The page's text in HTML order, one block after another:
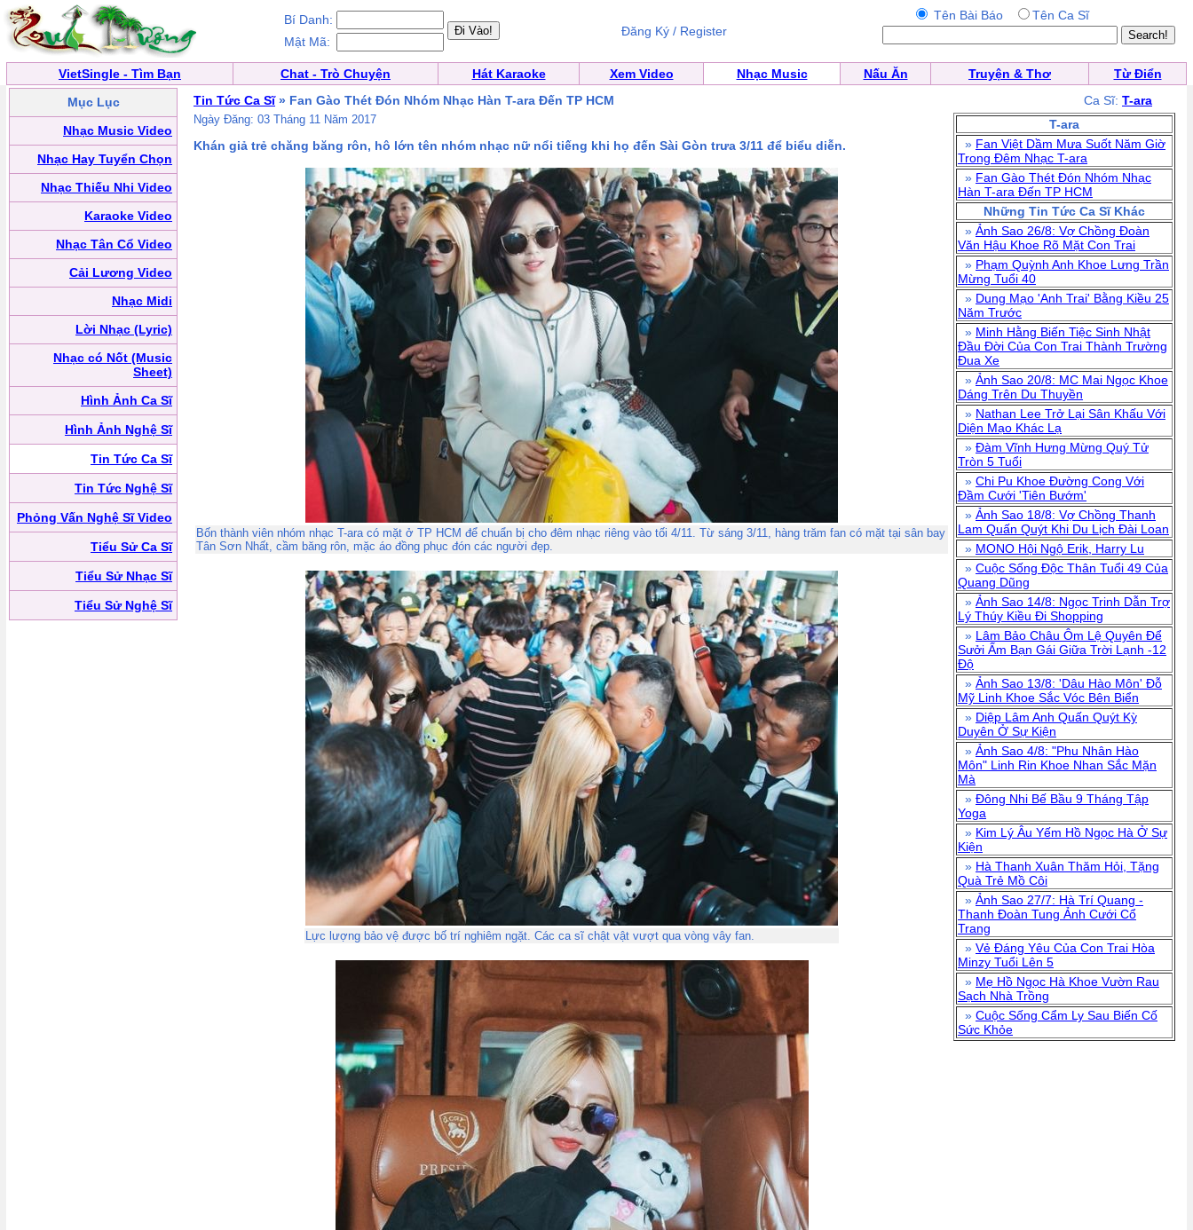
Bí Danh:
Mật Mã:
Đăng Ký / Register
Tên Bài Báo Tên Ca Sĩ
VietSingle - Tìm Bạn Chat - Trò Chuyện Hát Karaoke Xem Video Nhạc Music Nấu Ăn Truyện & Thơ
Từ Điển
Mục Lục
Nhạc Music Video
Nhạc Hay Tuyển Chọn
Nhạc Thiếu Nhi Video
Karaoke Video
Nhạc Tân Cổ Video
Cải Lương Video
Nhạc Midi
Lời Nhạc (Lyric)
Nhạc có Nốt (Music
Sheet)
Hình Ảnh Ca Sĩ
Hình Ảnh Nghệ Sĩ
Tin Tức Ca Sĩ
Tin Tức Nghệ Sĩ
Phỏng Vấn Nghệ Sĩ Video
Tiểu Sử Ca Sĩ
Tiểu Sử Nhạc Sĩ
Tiểu Sử Nghệ Sĩ
Tin Tức Ca Sĩ» Fan Gào Thét Đón Nhóm Nhạc Hàn T-ara Đến TP HCM Ca Sĩ: T-ara
Ngày Đăng: 03 Tháng 11 Năm 2017
Khán giả trẻ chăng băng rôn, hô lớn tên nhóm nhạc nữ nổi tiếng khi họ đến Sài Gòn trưa 3/11 để biểu diễn.
Bốn thành viên nhóm nhạc T-ara có mặt ở TP HCM để chuẩn bị cho đêm nhạc riêng vào tối 4/11. Từ sáng 3/11, hàng trăm fan có mặt tại sân bay
Tân Sơn Nhất, cầm băng rôn, mặc áo đồng phục đón các người đẹp.
Lực lượng bảo vệ được bố trí nghiêm ngặt. Các ca sĩ chật vật vượt qua vòng vây fan.
T-ara
» Fan Việt Dầm Mưa Suốt Năm Giờ
Trong Đêm Nhạc T-ara
» Fan Gào Thét Đón Nhóm Nhạc
Hàn T-ara Đến TP HCM
Những Tin Tức Ca Sĩ Khác
» Ảnh Sao 26/8: Vợ Chồng Đoàn
Văn Hậu Khoe Rõ Mặt Con Trai
» Phạm Quỳnh Anh Khoe Lưng Trần
Mừng Tuổi 40
» Dung Mạo 'Anh Trai' Bằng Kiều 25
Năm Trước
» Minh Hằng Biến Tiệc Sinh Nhật
Đầu Đời Của Con Trai Thành Trường
Đua Xe
» Ảnh Sao 20/8: MC Mai Ngọc Khoe
Dáng Trên Du Thuyền
» Nathan Lee Trở Lại Sân Khấu Với
Diện Mạo Khác Lạ
» Đàm Vĩnh Hưng Mừng Quý Tử
Tròn 5 Tuổi
» Chi Pu Khoe Đường Cong Với
Đầm Cưới 'Tiên Bướm'
» Ảnh Sao 18/8: Vợ Chồng Thanh
Lam Quấn Quýt Khi Du Lịch Đài Loan
» MONO Hội Ngộ Erik, Harry Lu
» Cuộc Sống Độc Thân Tuổi 49 Của
Quang Dũng
» Ảnh Sao 14/8: Ngọc Trinh Dẫn Trợ
Lý Thúy Kiều Đi Shopping
» Lâm Bảo Châu Ôm Lệ Quyên Để
Sưởi Ấm Bạn Gái Giữa Trời Lạnh -12
Độ
» Ảnh Sao 13/8: 'Dâu Hào Môn' Đỗ
Mỹ Linh Khoe Sắc Vóc Bên Biển
» Diệp Lâm Anh Quấn Quýt Kỳ
Duyên Ở Sự Kiện
» Ảnh Sao 4/8: "Phu Nhân Hào
Môn" Linh Rin Khoe Nhan Sắc Mặn
Mà
» Đông Nhi Bế Bầu 9 Tháng Tập
Yoga
» Kim Lý Âu Yếm Hồ Ngọc Hà Ở Sự
Kiện
» Hà Thanh Xuân Thăm Hỏi, Tặng
Quà Trẻ Mồ Côi
» Ảnh Sao 27/7: Hà Trí Quang -
Thanh Đoàn Tung Ảnh Cưới Cổ
Trang
» Vẻ Đáng Yêu Của Con Trai Hòa
Minzy Tuổi Lên 5
» Mẹ Hồ Ngọc Hà Khoe Vườn Rau
Sạch Nhà Trồng
» Cuộc Sống Cẩm Ly Sau Biến Cố
Sức Khỏe